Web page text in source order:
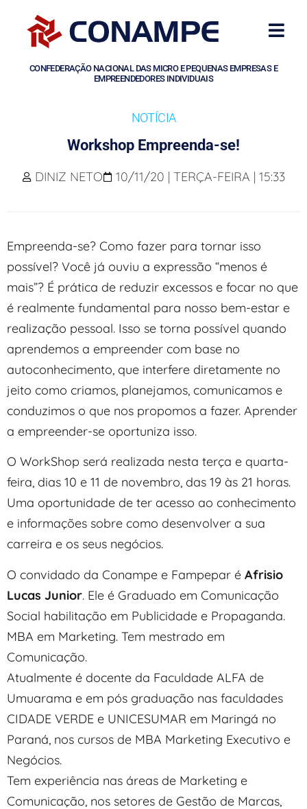
CONFEDERAÇÃO NACIONAL DAS MICRO E PEQUENAS EMPRESAS E
EMPREENDEDORES INDIVIDUAIS
NOTÍCIA
Workshop Empreenda-se!
DINIZ NETO 10/11/20 | TERÇA-FEIRA | 15:33
Empreenda-se? Como fazer para tornar isso
possível? Você já ouviu a expressão “menos é
mais”? É prática de reduzir excessos e focar no que
é realmente fundamental para nosso bem-estar e
realização pessoal. Isso se torna possível quando
aprendemos a empreender com base no
autoconhecimento, que interfere diretamente no
jeito como criamos, planejamos, comunicamos e
conduzimos o que nos propomos a fazer. Aprender
a empreender-se oportuniza isso.
O WorkShop será realizada nesta terça e quarta-
feira, dias 10 e 11 de novembro, das 19 às 21 horas.
Uma oportunidade de ter acesso ao conhecimento
e informações sobre como desenvolver a sua
carreira e os seus negócios.
O convidado da Conampe e Fampepar é Afrisio
Lucas Junior. Ele é Graduado em Comunicação
Social habilitação em Publicidade e Propaganda.
MBA em Marketing. Tem mestrado em
Comunicação.
Atualmente é docente da Faculdade ALFA de
Umuarama e em pós graduação nas faculdades
CIDADE VERDE e UNICESUMAR em Maringá no
Paraná, nos cursos de MBA Marketing Executivo e
Negócios.
Tem experiência nas áreas de Marketing e
Comunicação, nos setores de Gestão de Marcas,